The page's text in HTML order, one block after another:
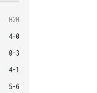
H2H
4-0
0-3
4-1
5-6